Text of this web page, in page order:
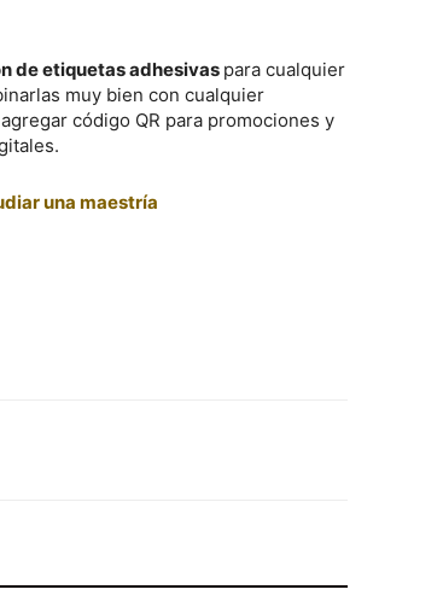
de etiquetas adhesivas para cualquier
muy bien con cualquier
código QR para promociones y
una maestría